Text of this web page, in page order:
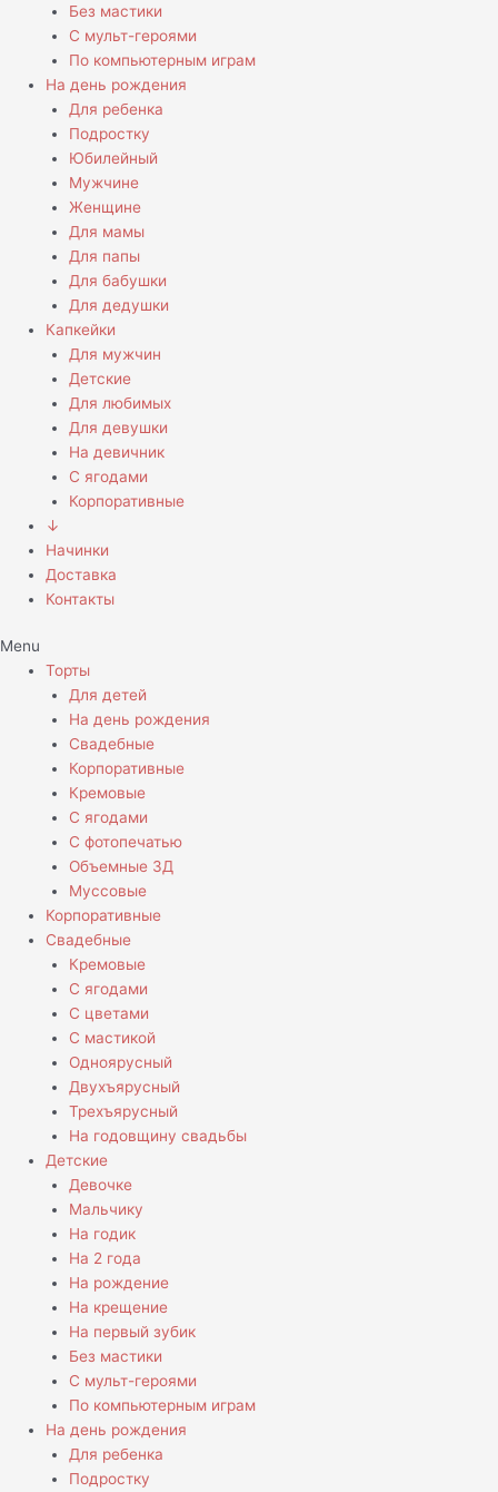
Без мастики
С мульт-героями
По компьютерным играм
На день рождения
Для ребенка
Подростку
Юбилейный
Мужчине
Женщине
Для мамы
Для папы
Для бабушки
Для дедушки
Капкейки
Для мужчин
Детские
Для любимых
Для девушки
На девичник
С ягодами
Корпоративные
↓
Начинки
Доставка
Контакты
Menu
Торты
Для детей
На день рождения
Свадебные
Корпоративные
Кремовые
С ягодами
С фотопечатью
Объемные 3Д
Муссовые
Корпоративные
Свадебные
Кремовые
С ягодами
С цветами
С мастикой
Одноярусный
Двухъярусный
Трехъярусный
На годовщину свадьбы
Детские
Девочке
Мальчику
На годик
На 2 года
На рождение
На крещение
На первый зубик
Без мастики
С мульт-героями
По компьютерным играм
На день рождения
Для ребенка
Подростку